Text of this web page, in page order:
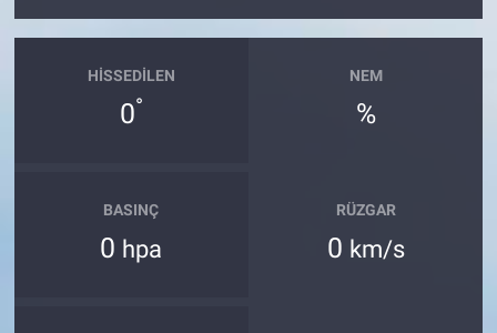
HISSEDILEN
0°
NEM
%
BASINÇ
0 hpa
RÜZGAR
0 km/s